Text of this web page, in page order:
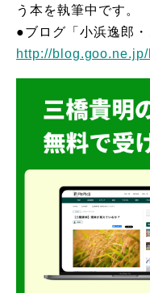
う本を執筆中です。
●ブログ「小浜逸郎・
http://